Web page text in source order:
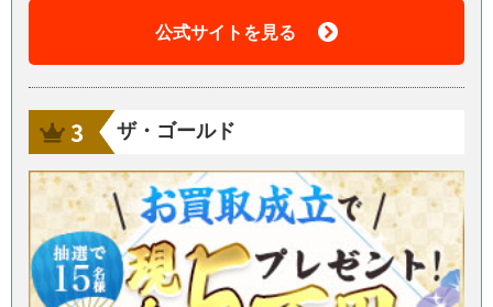
公式サイトを見る
ザ・ゴールド